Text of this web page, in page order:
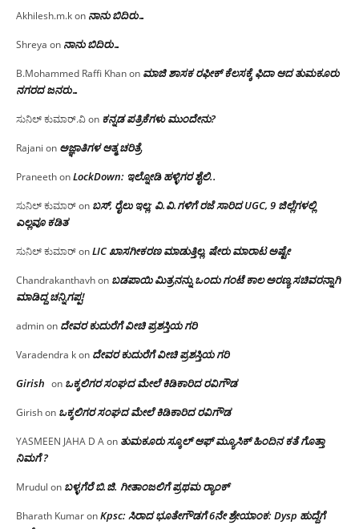
Akhilesh.m.kon ನಾನು ಬಿದಿರು…
Shreya on ನಾನು ಬಿದಿರು…
B.Mohammed Raffi Khanon ಮಾಜಿ ಶಾಸಕ ರಫೀಕ್ ಕೆಲಸಕ್ಕೆ ಫಿದಾ ಆದ ತುಮಕೂರು
ನಗರದ ಜನರು…
ಸುನಿಲ್ ಕುಮಾರ್.ವಿon ಕನ್ನಡ ಪತ್ರಿಕೆಗಳು ಮುಂದೇನು?
Rajani on ಅಜ್ಞಾತಿಗಳ ಆತ್ಮ ಚರಿತ್ರೆ
PraneethonLockDown: ಇಲ್ನೋಡಿ ಹಳ್ಳಿಗರ ಶೈಲಿ..
ಸುನಿಲ್ ಕುಮಾರ್on ಬಸ್, ರೈಲು ಇಲ್ಲ; ವಿ.ವಿ.ಗಳಿಗೆ ರಜೆ ಸಾರಿದ UGC, 9 ಜಿಲ್ಲೆಗಳಲ್ಲಿ
ಎಲ್ಲವೂ ಕಡಿತ
ಸುನಿಲ್ ಕುಮಾರ್onLIC ಖಾಸಗೀಕರಣ ಮಾಡುತ್ತಿಲ್ಲ, ಷೇರು ಮಾರಾಟ ಅಷ್ಟೇ
Chandrakanthavhon ಬಡಪಾಯಿ ಮಿತ್ರನನ್ನು ಒಂದು ಗಂಟೆ ಕಾಲ ಅರಣ್ಯ ಸಚಿವರನ್ನಾಗಿ
ಮಾಡಿದ್ದ ಚನ್ನಿಗಪ್ಪ!
adminon ದೇವರ ಕುದುರೆಗೆ ವೀಚಿ ಪ್ರಶಸ್ತಿಯ ಗರಿ
Varadendra kon ದೇವರ ಕುದುರೆಗೆ ವೀಚಿ ಪ್ರಶಸ್ತಿಯ ಗರಿ
Girish on ಒಕ್ಕಲಿಗರ ಸಂಘದ ಮೇಲೆ ಕಿಡಿಕಾರಿದ ರವಿಗೌಡ
Girishon ಒಕ್ಕಲಿಗರ ಸಂಘದ ಮೇಲೆ ಕಿಡಿಕಾರಿದ ರವಿಗೌಡ
YASMEEN JAHA D Aon ತುಮಕೂರು ಸ್ಕೂಲ್ ಆಫ್ ಮ್ಯೂಸಿಕ್ ಹಿಂದಿನ ಕತೆ ಗೊತ್ತಾ
ನಿಮಗೆ ?
Mrudul on ಬಳ್ಳಗೆರೆ ಬಿ.ಜಿ. ಗೀತಾಂಜಲಿಗೆ ಪ್ರಥಮ ರ‌್ಯಾಂಕ್
Bharath KumaronKpsc: ಸಿರಾದ ಭೂತೇಗೌಡಗೆ 6ನೇ ಶ್ರೇಯಾಂಕ: Dysp ಹುದ್ದೆಗೆ